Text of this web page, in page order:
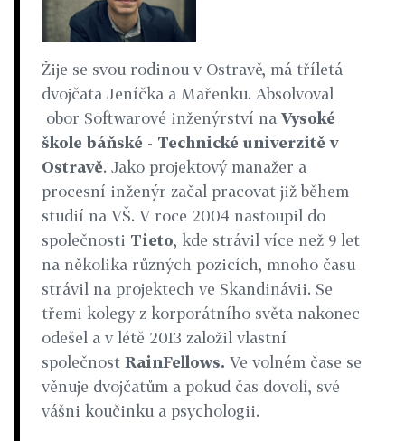
Žije se svou rodinou v Ostravě, má tříletá
dvojčata Jeníčka a Mařenku. Absolvoval
obor Softwarové inženýrství na Vysoké
škole báňské - Technické univerzitě v
Ostravě. Jako projektový manažer a
procesní inženýr začal pracovat již během
studií na VŠ. V roce 2004 nastoupil do
společnosti Tieto, kde strávil více než 9 let
na několika různých pozicích, mnoho času
strávil na projektech ve Skandinávii. Se
třemi kolegy z korporátního světa nakonec
odešel a v létě 2013 založil vlastní
společnost RainFellows. Ve volném čase se
věnuje dvojčatům a pokud čas dovolí, své
vášni koučinku a psychologii.